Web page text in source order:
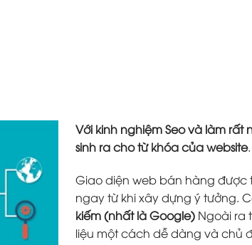
Với kinh nghiệm Seo và làm rất
sinh ra cho từ khóa của website.
Giao diện web bán hàng được
ngay từ khi xây dựng ý tưởng.
kiếm (nhất là Google) Ngoài ra
liệu một cách dễ dàng và chủ